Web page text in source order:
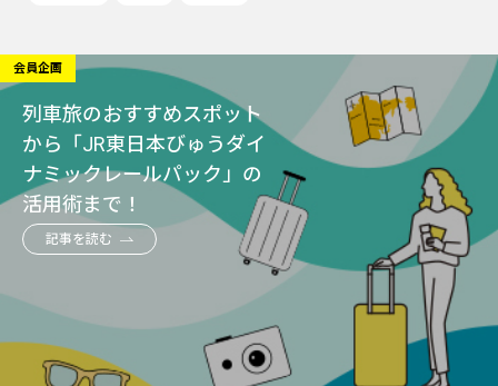
会員企画
列車旅のおすすめスポット
から「JR東日本びゅうダイ
ナミックレールパック」の
活用術まで！
記事を読む